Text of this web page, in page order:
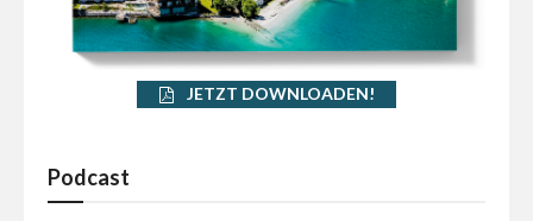
JETZT DOWNLOADEN!
Podcast